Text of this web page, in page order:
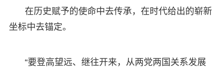
在历史赋予的使命中去传承，在时代给出的崭新
坐标中去锚定。
“要登高望远、继往开来，从两党两国关系发展